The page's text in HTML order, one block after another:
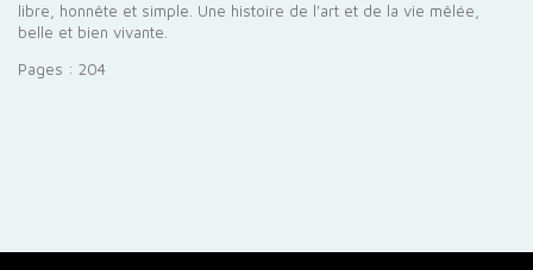
libre, honnête et simple. Une histoire de l'art et de la vie mêlée,
belle et bien vivante.
Pages : 204